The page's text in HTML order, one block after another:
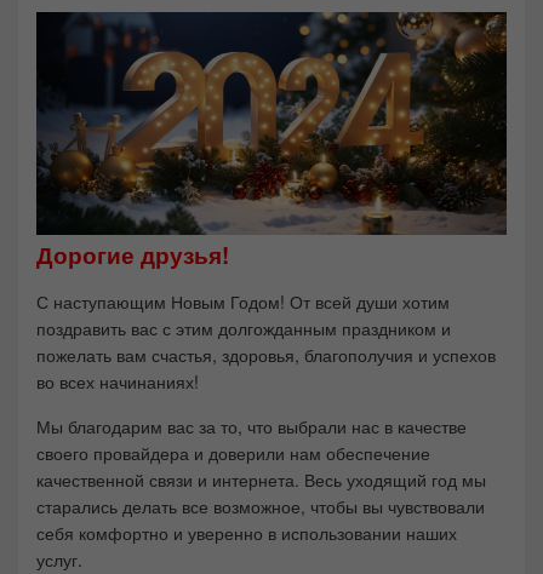
Дорогие друзья!
С наступающим Новым Годом! От всей души хотим
поздравить вас с этим долгожданным праздником и
пожелать вам счастья, здоровья, благополучия и успехов
во всех начинаниях!
Мы благодарим вас за то, что выбрали нас в качестве
своего провайдера и доверили нам обеспечение
качественной связи и интернета. Весь уходящий год мы
старались делать все возможное, чтобы вы чувствовали
себя комфортно и уверенно в использовании наших
услуг.